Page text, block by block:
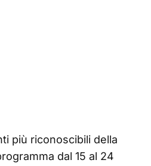
più riconoscibili della
dal 15 al 24